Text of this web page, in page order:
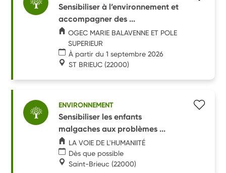
Sensibiliser à l’environnement et
accompagner des ...
OGEC MARIE BALAVENNE ET POLE
SUPERIEUR
À partir du 1 septembre 2026
ST BRIEUC (22000)
ENVIRONNEMENT
Sensibiliser les enfants
malgaches aux problèmes ...
LA VOIE DE L'HUMANIITÉ
Dès que possible
Saint-Brieuc (22000)